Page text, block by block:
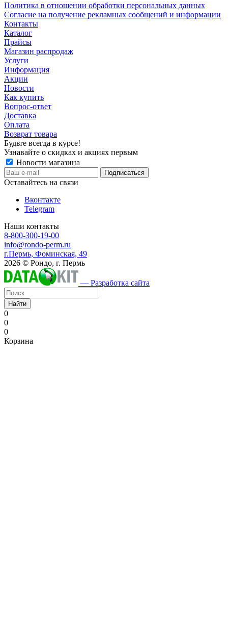
Политика в отношении обработки персональных данных
Согласие на получение рекламных сообщений и информации
Контакты
Каталог
Прайсы
Магазин распродаж
Услуги
Информация
Акции
Новости
Как купить
Вопрос-ответ
Доставка
Оплата
Возврат товара
Будьте всегда в курсе!
Узнавайте о скидках и акциях первым
Новости магазина
Оставайтесь на связи
Вконтакте
Telegram
Наши контакты
8-800-300-19-00
info@rondo-perm.ru
г.Пермь, Фоминская, 49
2026 © Рондо, г. Пермь
— Разработка сайта
Найти
0
0
0
Корзина